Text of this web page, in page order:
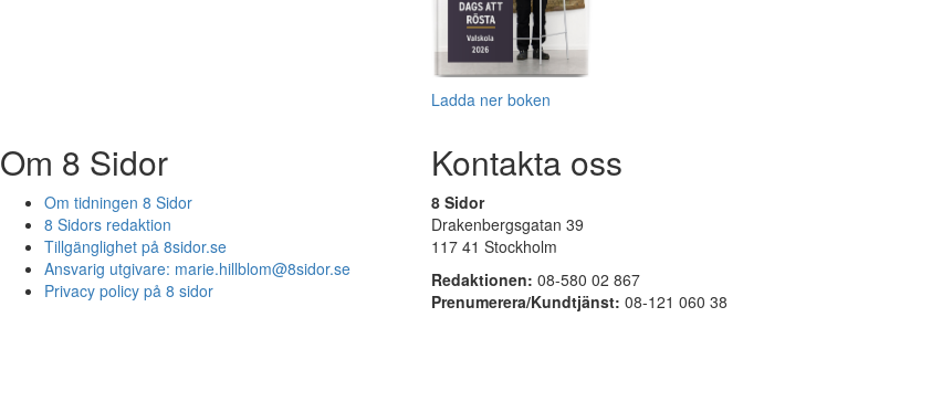
Ladda ner boken
Om 8 Sidor
Om tidningen 8 Sidor
8 Sidors redaktion
Tillgänglighet på 8sidor.se
Ansvarig utgivare: marie.hillblom@8sidor.se
Privacy policy på 8 sidor
Kontakta oss
8 Sidor
Drakenbergsgatan 39
117 41 Stockholm
Redaktionen: 08-580 02 867
Prenumerera/Kundtjänst: 08-121 060 38